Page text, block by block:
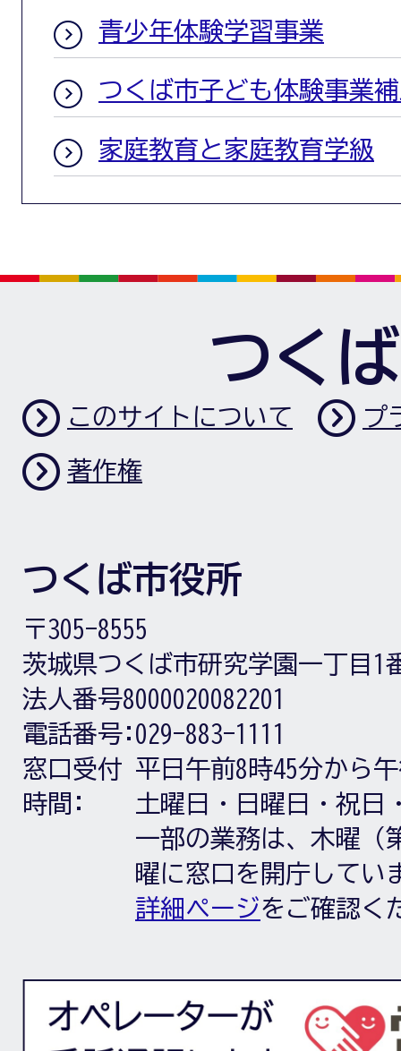
青少年体験学習事業
つくば市子ども体験事業
家庭教育と家庭教育学級
つく
このサイトについて プ
著作権
つくば市役所
〒305-8555
茨城県つくば市研究学園一丁目1
法人番号8000020082201
電話番号: 029-883-1111
窓口受付
時間:
平日午前8時45分から
土曜日・日曜日・祝日
一部の業務は、木曜（
曜に窓口を開庁してい
詳細ページをご確認く